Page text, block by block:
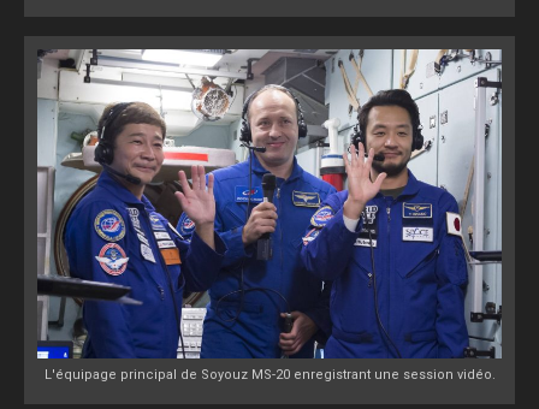
L'équipage principal de Soyouz MS-20 enregistrant une session vidéo.